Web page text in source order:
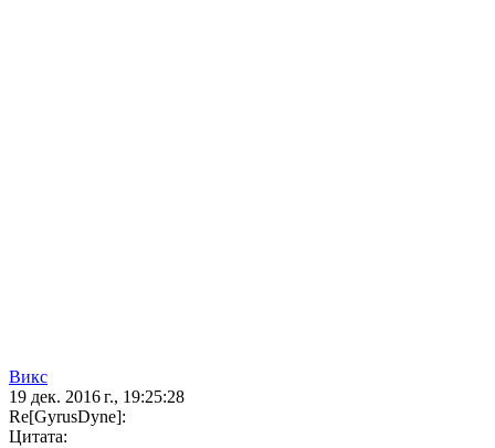
Викс
19 дек. 2016 г., 19:25:28
Re[GyrusDyne]:
Цитата: